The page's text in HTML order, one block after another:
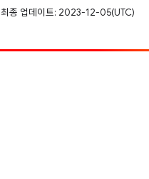
최종 업데이트: 2023-12-05(UTC)